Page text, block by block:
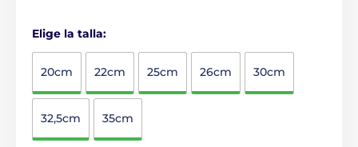
Elige la talla:
20cm 22cm 25cm 26cm 30cm
32,5cm 35cm